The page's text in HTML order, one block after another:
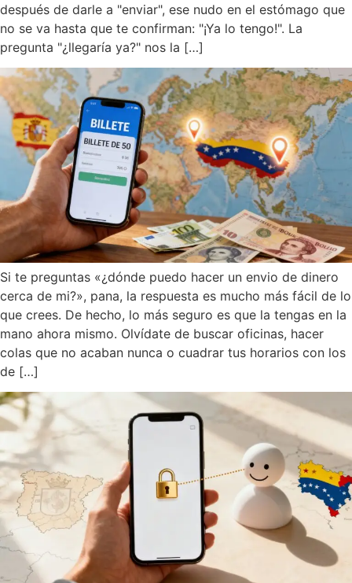
después de darle a "enviar", ese nudo en el estómago que
no se va hasta que te confirman: "¡Ya lo tengo!". La
pregunta "¿llegaría ya?" nos la […]
Si te preguntas «¿dónde puedo hacer un envio de dinero
cerca de mi?», pana, la respuesta es mucho más fácil de lo
que crees. De hecho, lo más seguro es que la tengas en la
mano ahora mismo. Olvídate de buscar oficinas, hacer
colas que no acaban nunca o cuadrar tus horarios con los
de […]